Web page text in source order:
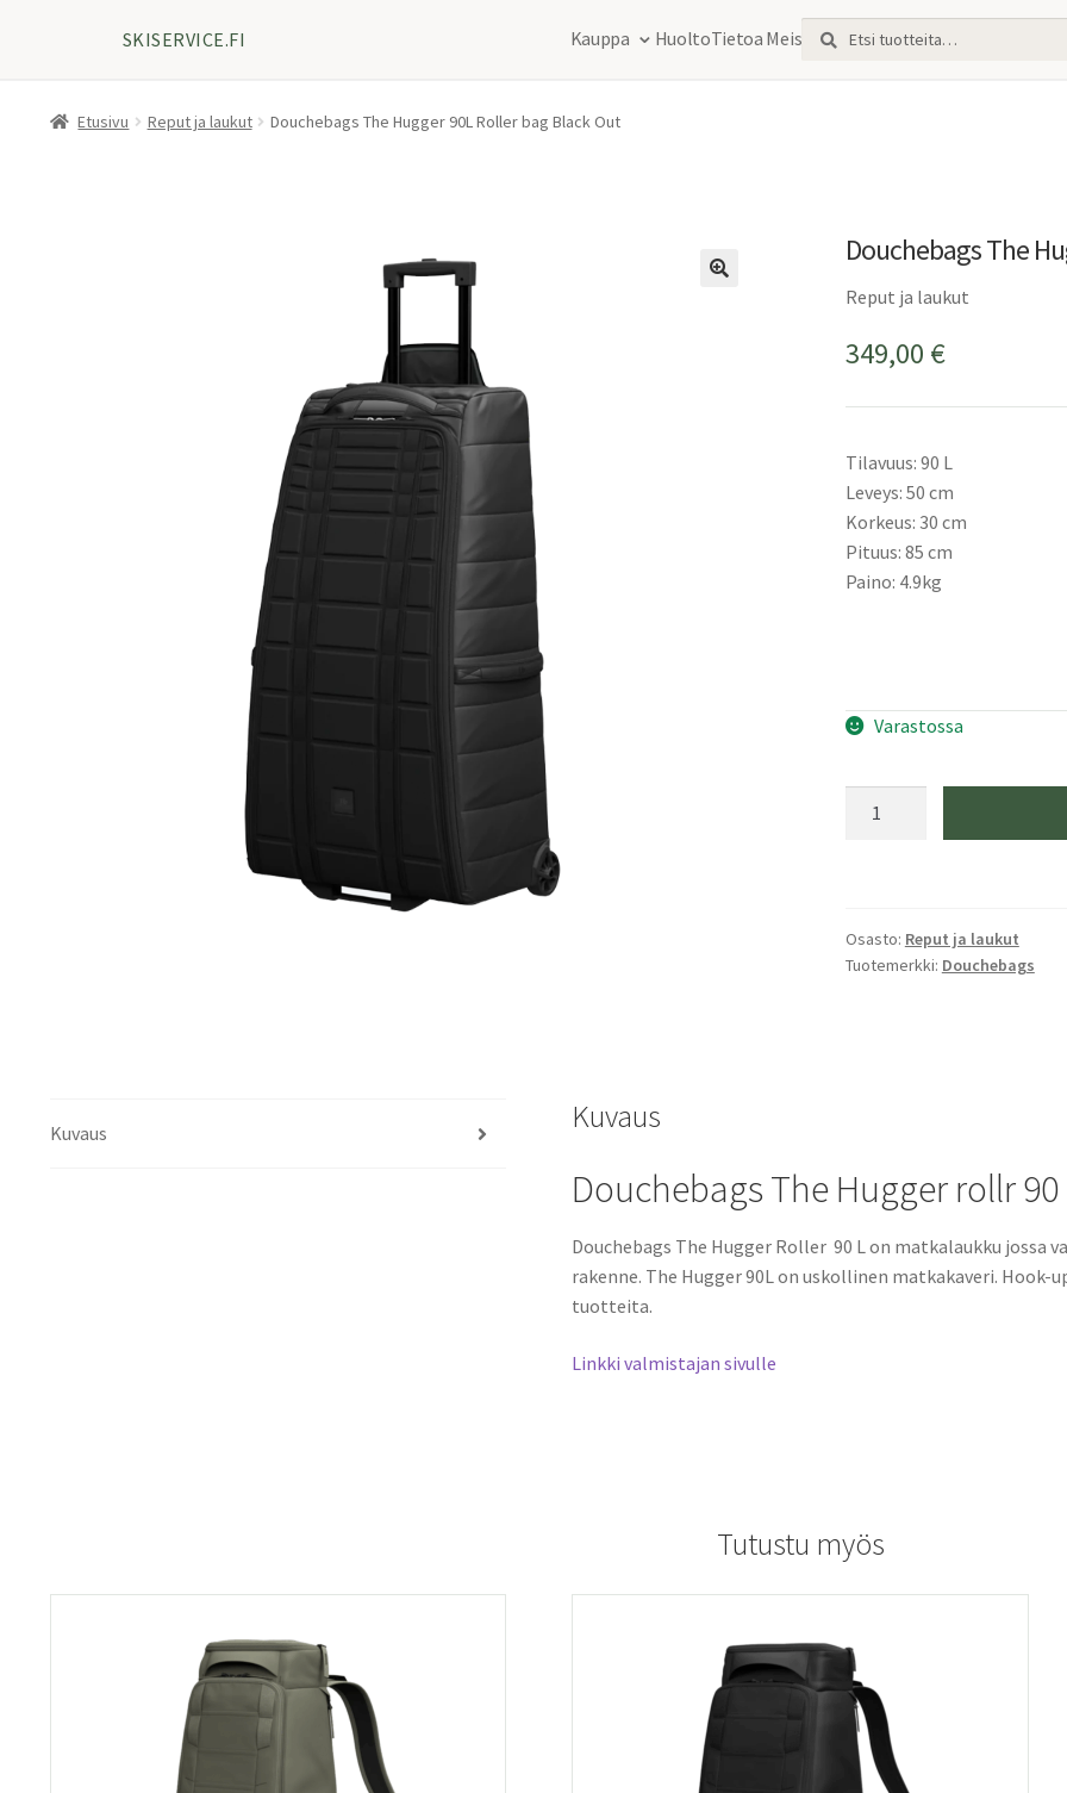
SKISERVICE.FI Kauppa HuoltoTietoa MeistäEtsi:
Haku
Etusivu Reput ja laukut Douchebags The Hugger 90L Roller bag Black Out
Douchebags The
Reput ja laukut
349,00 €
Tilavuus: 90 L
Leveys: 50 cm
Korkeus: 30 cm
Pituus: 85 cm
Paino: 4.9kg
Varastossa
bag
Black
Osasto: Reput ja laukut
Tuotemerkki: Douchebags
Kuvaus Kuvaus
Douchebags The Hugger rollr
Douchebags The Hugger Roller 90 L on matkalaukku jossa
rakenne. The Hugger 90L on uskollinen matkakaveri.
tuotteita.
Linkki valmistajan sivulle
Tutustu myös